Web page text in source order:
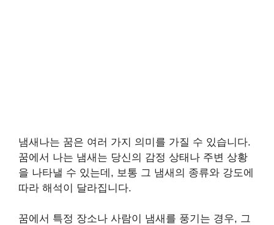
냄새나는 꿈은 여러 가지 의미를 가질 수 있습니다.
꿈에서 나는 냄새는 당신의 감정 상태나 주변 상황
을 나타낼 수 있는데, 보통 그 냄새의 종류와 강도에
따라 해석이 달라집니다.
꿈에서 특정 장소나 사람이 냄새를 풍기는 경우, 그